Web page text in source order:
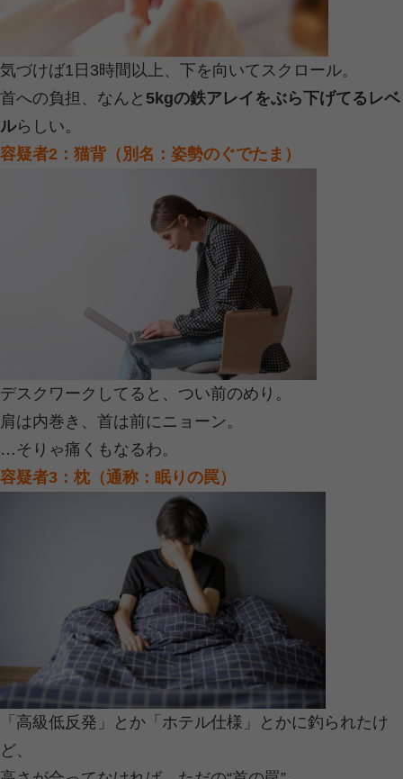
■ 首の痛みの正体、こいつが犯人だ！
私の首を固めた犯人は、どうやら「
「枕」…
まるでサスペンスの容疑者リストみ
容疑者1：スマホ（通称：手のひらの
気づけば1日3時間以上、下を向いて
首への負担、なんと5kgの鉄アレイを
ルらしい。
容疑者2：猫背（別名：姿勢のぐでた